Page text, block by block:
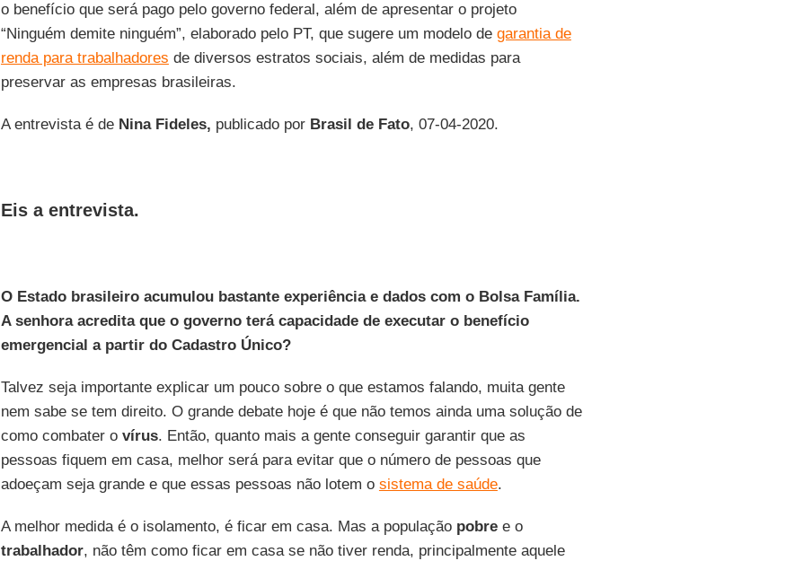
o benefício que será pago pelo governo federal, além de apresentar o projeto
“Ninguém demite ninguém”, elaborado pelo PT, que sugere um modelo de garantia de
renda para trabalhadores de diversos estratos sociais, além de medidas para
preservar as empresas brasileiras.
A entrevista é de Nina Fideles, publicado por Brasil de Fato, 07-04-2020.
Eis a entrevista.
O Estado brasileiro acumulou bastante experiência e dados com o Bolsa Família.
A senhora acredita que o governo terá capacidade de executar o benefício
emergencial a partir do Cadastro Único?
Talvez seja importante explicar um pouco sobre o que estamos falando, muita gente
nem sabe se tem direito. O grande debate hoje é que não temos ainda uma solução de
como combater o vírus. Então, quanto mais a gente conseguir garantir que as
pessoas fiquem em casa, melhor será para evitar que o número de pessoas que
adoeçam seja grande e que essas pessoas não lotem o sistema de saúde.
A melhor medida é o isolamento, é ficar em casa. Mas a população pobree o
trabalhador, não têm como ficar em casa se não tiver renda, principalmente aquele